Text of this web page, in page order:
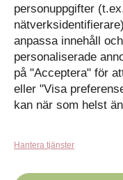
personuppgifter
anpassa innehåll
personaliserade
på "Acceptera" för
eller "Visa
kan när som helst
Hantera tjänster
Varukorg
Inga produkter i
GÅ TILLBAKA TILL
BUTIKEN